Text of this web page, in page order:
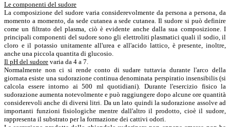
Le componenti del sudore
La composizione del sudore varia considerevolmente da persona a persona, da
momento a momento, da sede cutanea a sede cutanea. Il sudore si può definire
come un filtrato del plasma, ciò è evidente anche dalla sua composizione. I
principali componenti del sudore sono gli elettroliti plasmatici quali il sodio, il
cloro e il potassio unitamente all'urea e all'acido lattico, è presente, inoltre,
anche una piccola quantita di glucosio.
Il pH del sudore varia da 4 a 7.
Normalmente non ci si rende conto di sudare tuttavia durante l'arco della
giornata esiste una sudorazione continua denominata perspiratio insensibilis (si
calcola essere intorno ai 500 ml quotidiani). Durante l'esercizio fisico la
sudorazione aumenta notevolmente e può raggiungere dopo alcune ore quantità
considerevoli anche di diversi litri. Da un lato quindi la sudorazione assolve ad
importanti funzioni fisiologiche mentre dall'altro il prodotto, cioè il sudore,
rappresenta il substrato per la formazione dei cattivi odori.